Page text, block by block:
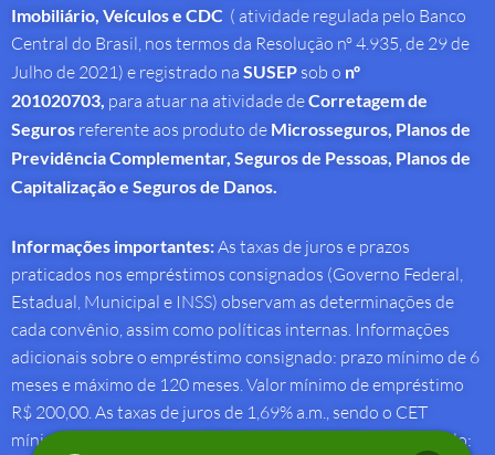
Imobiliário, Veículos e CDC ( atividade regulada pelo Banco
Central do Brasil, nos termos da Resolução nº 4.935, de 29 de
Julho de 2021) e registrado na SUSEP sob o nº
201020703, para atuar na atividade deCorretagem de
Seguros referente aos produto de Microsseguros, Planos de
Previdência Complementar, Seguros de Pessoas, Planos de
Capitalização e Seguros de Danos.
Informações importantes:As taxas de juros e prazos
praticados nos empréstimos consignados (Governo Federal,
Estadual, Municipal e INSS) observam as determinações de
cada convênio, assim como políticas internas. Informações
adicionais sobre o empréstimo consignado: prazo mínimo de 6
meses e máximo de 120 meses. Valor mínimo de empréstimo
R$ 200,00. As taxas de juros de 1,69% a.m., sendo o CET
mínimo de 1,69% a.m e o CET máximo de 2,00% a.m. Exemplo: